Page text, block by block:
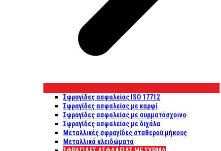
Σφραγίδες ασφαλείας ISO 17712
Σφραγίδες ασφαλείας με καρφί
Σφραγίδες ασφαλείας με συρματόσχοινο
Σφραγίδες ασφαλείας με διχάλα
Μεταλλικές σφραγίδες σταθερού μήκους
Μεταλλικά κλειδώματα